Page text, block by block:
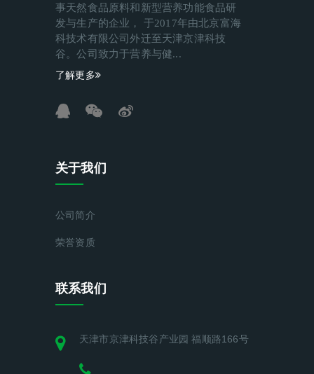
事天然食品原料和新型营养功能食品研
发与生产的企业， 于2017年由北京富海
科技术有限公司外迁至天津京津科技
谷。公司致力于营养与健...
了解更多
关于我们
公司简介
荣誉资质
联系我们
天津市京津科技谷产业园 福顺路166号